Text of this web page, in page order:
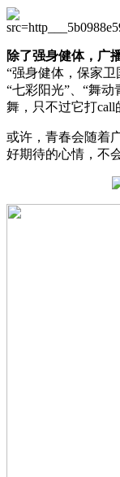
除了强身健体，广
“强身健体，保家卫
“七彩阳光”、“舞
舞，只不过它打call
或许，青春会随着
好期待的心情，不